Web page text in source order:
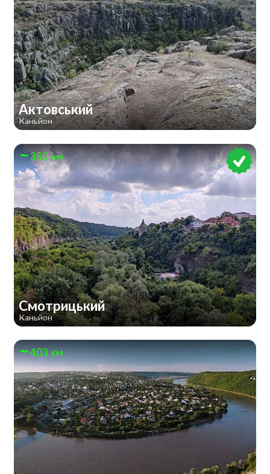
Актовський
Каньйон
350 км
Смотрицький
Каньйон
403 км